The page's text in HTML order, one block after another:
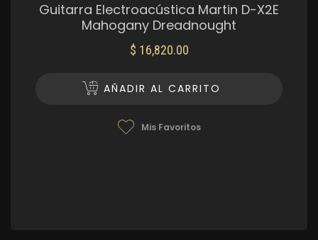
Guitarra Electroacústica Martin D-X2E
Mahogany Dreadnought
$ 16,820.00
AÑADIR AL CARRITO
Mis Favoritos